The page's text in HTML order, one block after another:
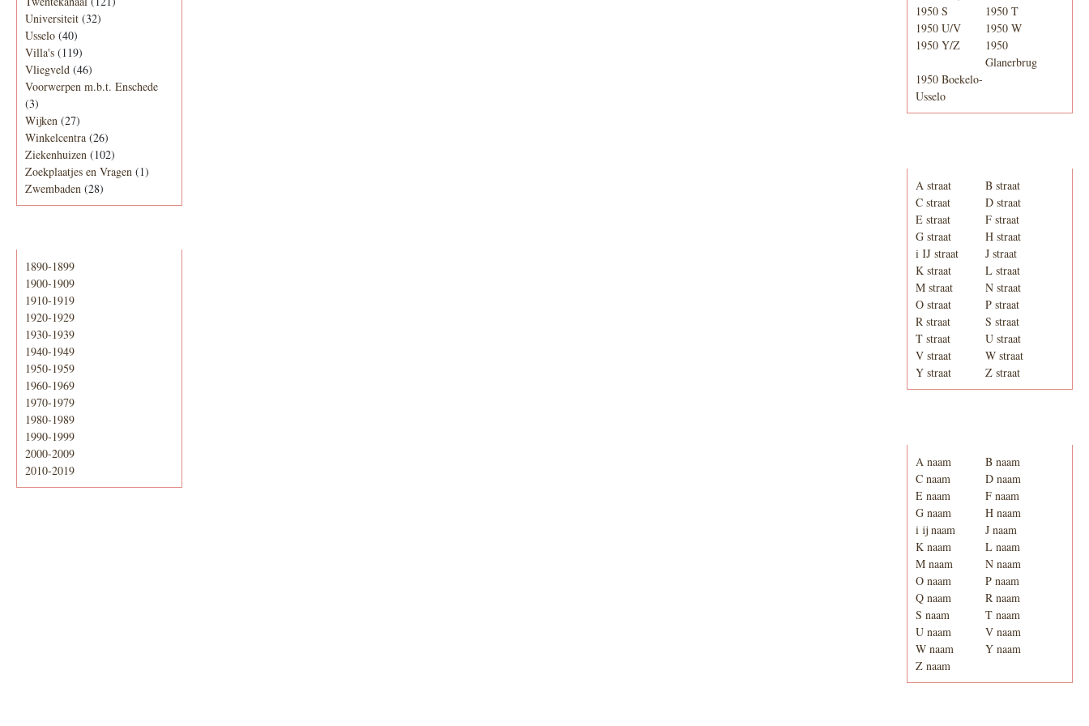
Universiteit (32)
Usselo (40)
Villa's (119)
Vliegveld (46)
Voorwerpen m.b.t. Enschede
(3)
Wijken (27)
Winkelcentra (26)
Ziekenhuizen (102)
Zoekplaatjes en Vragen (1)
Zwembaden (28)
1890-1899
1900-1909
1910-1919
1920-1929
1930-1939
1940-1949
1950-1959
1960-1969
1970-1979
1980-1989
1990-1999
2000-2009
2010-2019
1950 S
1950 T
1950 U/V
1950 W
1950 Y/Z
1950
Glanerbrug
1950 Boekelo-
Usselo
A straat
B straat
C straat
D straat
E straat
F straat
G straat
H straat
i IJ straat
J straat
K straat
L straat
M straat
N straat
O straat
P straat
R straat
S straat
T straat
U straat
V straat
W straat
Y straat
Z straat
A naam
B naam
C naam
D naam
E naam
F naam
G naam
H naam
i ij naam
J naam
K naam
L naam
M naam
N naam
O naam
P naam
Q naam
R naam
S naam
T naam
U naam
V naam
W naam
Y naam
Z naam